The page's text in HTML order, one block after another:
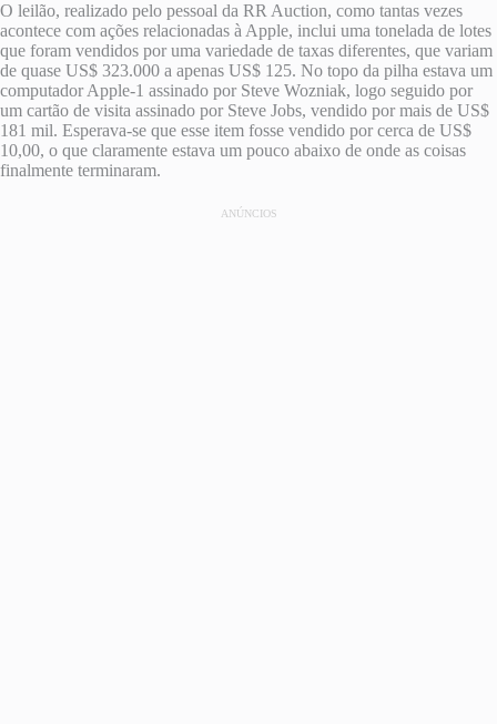
O leilão, realizado pelo pessoal da RR Auction, como tantas vezes
acontece com ações relacionadas à Apple, inclui uma tonelada de lotes
que foram vendidos por uma variedade de taxas diferentes, que variam
de quase US$ 323.000 a apenas US$ 125. No topo da pilha estava um
computador Apple-1 assinado por Steve Wozniak, logo seguido por
um cartão de visita assinado por Steve Jobs, vendido por mais de US$
181 mil. Esperava-se que esse item fosse vendido por cerca de US$
10,00, o que claramente estava um pouco abaixo de onde as coisas
finalmente terminaram.
ANÚNCIOS